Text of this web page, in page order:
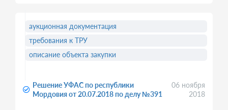
Решение УФАС по республики
Мордовия от 20.07.2018 по делу №391
06 ноября
2018
аукционная документация
требования к ТРУ
описание объекта закупки